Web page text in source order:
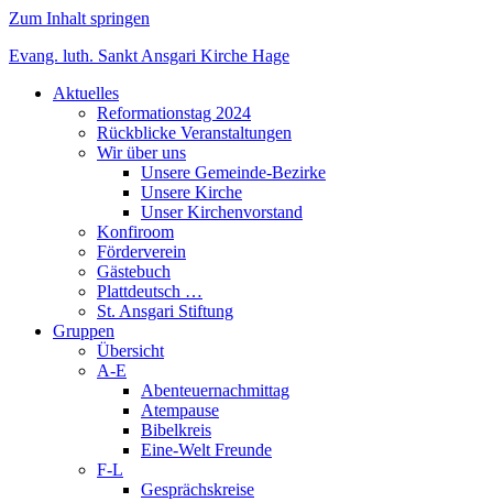
Zum Inhalt springen
Evang. luth. Sankt Ansgari Kirche Hage
Aktuelles
Reformationstag 2024
Rückblicke Veranstaltungen
Wir über uns
Unsere Gemeinde-Bezirke
Unsere Kirche
Unser Kirchenvorstand
Konfiroom
Förderverein
Gästebuch
Plattdeutsch …
St. Ansgari Stiftung
Gruppen
Übersicht
A-E
Abenteuernachmittag
Atempause
Bibelkreis
Eine-Welt Freunde
F-L
Gesprächskreise